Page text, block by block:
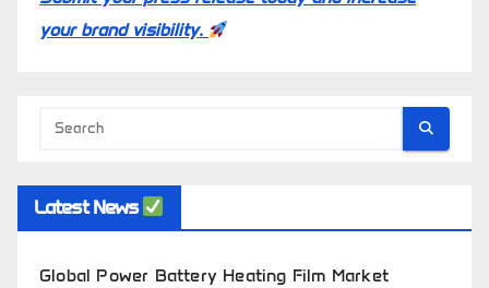
your brand visibility.
Latest News
Global Power Battery Heating Film Market